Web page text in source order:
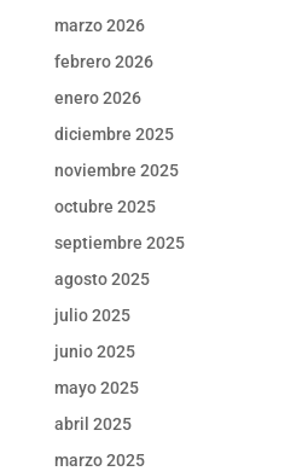
marzo 2026
febrero 2026
enero 2026
diciembre 2025
noviembre 2025
octubre 2025
septiembre 2025
agosto 2025
julio 2025
junio 2025
mayo 2025
abril 2025
marzo 2025